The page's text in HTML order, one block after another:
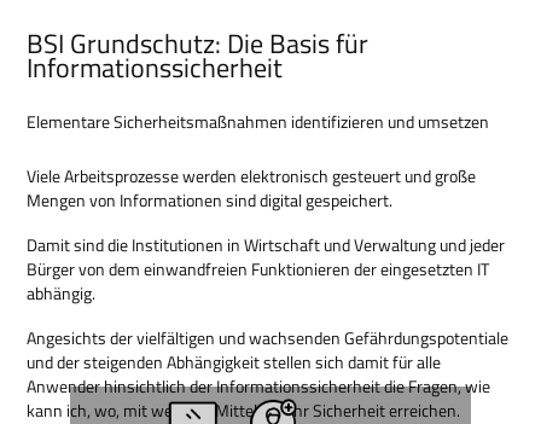
BSI Grundschutz: Die Basis für
Informationssicherheit
Elementare Sicherheitsmaßnahmen identifizieren und umsetzen
Viele Arbeitsprozesse werden elektronisch gesteuert und große
Mengen von Informationen sind digital gespeichert.
Damit sind die Institutionen in Wirtschaft und Verwaltung und jeder
Bürger von dem einwandfreien Funktionieren der eingesetzten IT
abhängig.
Angesichts der vielfältigen und wachsenden Gefährdungspotentiale
und der steigenden Abhängigkeit stellen sich damit für alle
Anwender hinsichtlich der Informationssicherheit die Fragen, wie
kann ich, wo, mit welchen Mitteln mehr Sicherheit erreichen.